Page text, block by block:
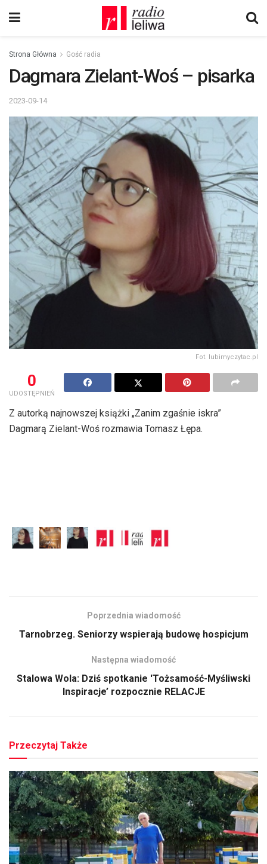
Strona Główna Gość radia
Dagmara Zielant-Woś – pisarka
2023-09-14
Fot. lubimyczytac.pl
0
UDOSTĘPNIEŃ
Z autorką najnowszej książki „Zanim zgaśnie iskra”
Dagmarą Zielant-Woś rozmawia Tomasz Łępa.
Poprzednia wiadomość
Tarnobrzeg. Seniorzy wspierają budowę hospicjum
Następna wiadomość
Stalowa Wola: Dziś spotkanie 'Tożsamość-Myśliwski
Inspiracje’ rozpocznie RELACJE
Przeczytaj Także